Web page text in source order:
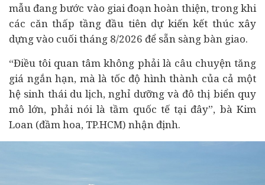
mẫu đang bước vào giai đoạn hoàn thiện, trong khi
các căn thấp tầng đầu tiên dự kiến kết thúc xây
dựng vào cuối tháng 8/2026 để sẵn sàng bàn giao.
“Điều tôi quan tâm không phải là câu chuyện tăng
giá ngắn hạn, mà là tốc độ hình thành của cả một
hệ sinh thái du lịch, nghỉ dưỡng và đô thị biển quy
mô lớn, phải nói là tầm quốc tế tại đây”, bà Kim
Loan (đầm hoa, TP.HCM) nhận định.